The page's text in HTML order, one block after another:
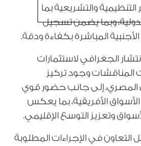
التنظيمية والتشريعية بما
وبما يضمن تسجيل
المباشرة بكفاءة ودقة.
الجغرافي لاستثمارات
وجود تركيز
المصري، إلى جانب حضور قوي
الأفريقية، بما يعكس
وتعزيز التوسع الإقليمي.
التعاون في الإجراءات المطلوبة